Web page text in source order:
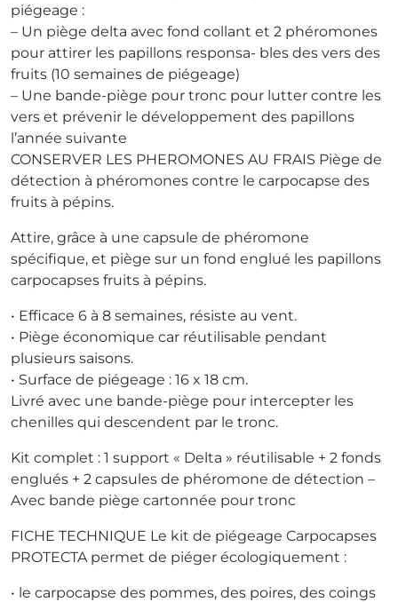
piégeage :
– Un piège delta avec fond collant et 2 phéromones
pour attirer les papillons responsa- bles des vers des
fruits (10 semaines de piégeage)
– Une bande-piège pour tronc pour lutter contre les
vers et prévenir le développement des papillons
l’année suivante
CONSERVER LES PHEROMONES AU FRAIS Piège de
détection à phéromones contre le carpocapse des
fruits à pépins.
Attire, grâce à une capsule de phéromone
spécifique, et piège sur un fond englué les papillons
carpocapses fruits à pépins.
• Efficace 6 à 8 semaines, résiste au vent.
• Piège économique car réutilisable pendant
plusieurs saisons.
• Surface de piégeage : 16 x 18 cm.
Livré avec une bande-piège pour intercepter les
chenilles qui descendent par le tronc.
Kit complet : 1 support « Delta » réutilisable + 2 fonds
englués + 2 capsules de phéromone de détection –
Avec bande piège cartonnée pour tronc
FICHE TECHNIQUE Le kit de piégeage Carpocapses
PROTECTA permet de piéger écologiquement :
• le carpocapse des pommes, des poires, des coings